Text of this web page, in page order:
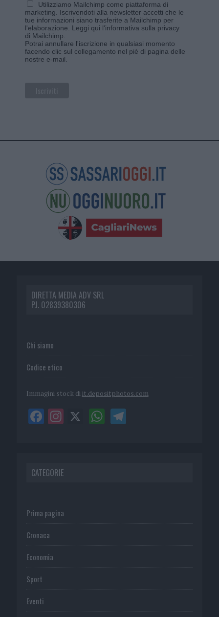
Utilizziamo Mailchimp come piattaforma di
marketing. Iscrivendoti alla newsletter accetti che le
tue informazioni siano trasferite a Mailchimp per
l'elaborazione. Leggi qui l'informativa sulla privacy
di Mailchimp
Potrai annullare l'iscrizione in qualsiasi momento
facendo clic sul collegamento nel piè di pagina delle
nostre e-mail.
DIRETTA MEDIA ADV SRL
P.I. 02839380306
Chi siamo
Codice etico
Immagini stock di it.depositphotos.com
CATEGORIE
Prima pagina
Cronaca
Economia
Sport
Eventi